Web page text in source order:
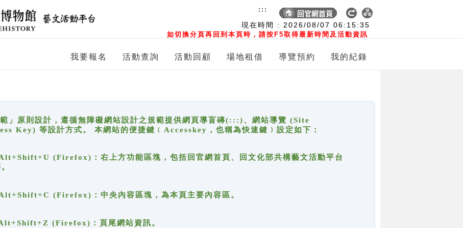
現在時間 : 2026/08/07 06:15:35
如切換分頁再回到本頁時，請按F5取得最新時間及活動資訊
:::
我要報名 活動查詢 活動回顧 場地租借 導覽預約 我的紀錄
」原則設計，遵循無障礙網站設計之規範提供網頁導盲磚(:::)、網站導覽 (Site
Key) 等設計方式。 本網站的便捷鍵﹝Accesskey，也稱為快速鍵﹞設定如下：
(Firefox)：右上方功能區塊，包括回官網首頁、回文化部共構藝文活動平台
(Firefox)：中央內容區塊，為本頁主要內容區。
(Firefox)：頁尾網站資訊。